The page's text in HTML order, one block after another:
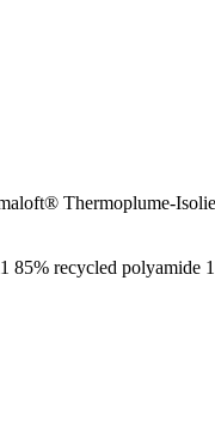
Thermoplume-
recycled